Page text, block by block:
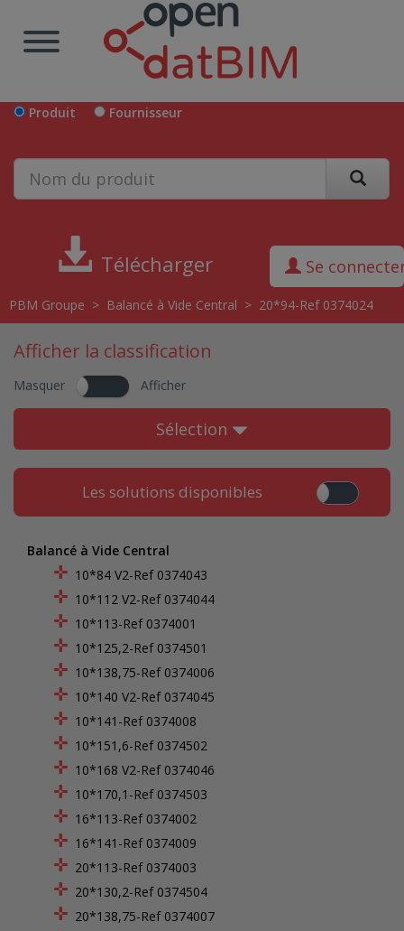
Produit Fournisseur
Télécharger Se
PBM Groupe > Balancé à Vide Central > 20*94-Ref 0374024
Afficher la classification
Masquer Afficher
Sélection
Les solutions disponibles
Balancé à Vide Central
10*84 V2-Ref 0374043
10*112 V2-Ref 0374044
10*113-Ref 0374001
10*125,2-Ref 0374501
10*138,75-Ref 0374006
10*140 V2-Ref 0374045
10*141-Ref 0374008
10*151,6-Ref 0374502
10*168 V2-Ref 0374046
10*170,1-Ref 0374503
16*113-Ref 0374002
16*141-Ref 0374009
20*113-Ref 0374003
20*130,2-Ref 0374504
20*138,75-Ref 0374007